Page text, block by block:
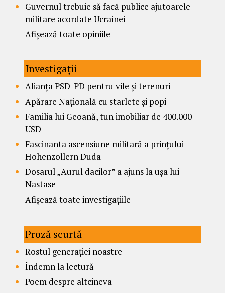
Guvernul trebuie să facă publice ajutoarele
militare acordate Ucrainei
Afișează toate opiniile
Investigații
Alianța PSD-PD pentru vile și terenuri
Apărare Națională cu starlete și popi
Familia lui Geoană, tun imobiliar de 400.000
USD
Fascinanta ascensiune militară a prințului
Hohenzollern Duda
Dosarul „Aurul dacilor” a ajuns la ușa lui
Nastase
Afișează toate investigațiile
Proză scurtă
Rostul generației noastre
Îndemn la lectură
Poem despre altcineva